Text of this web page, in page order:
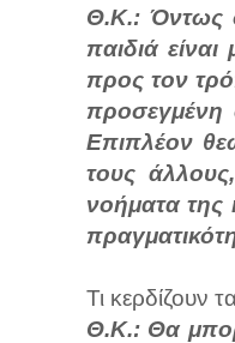
Θ.Κ.: Όντως
παιδιά
προς τον
προσεγμένη
Επιπλέον
τους
νοήματα της
Τι κερδίζουν
Θ.Κ.: Θα